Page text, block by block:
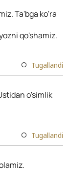
Ta'bga ko'ra
qo'shamiz.
Tugallandi
o'simlik
Tugallandi